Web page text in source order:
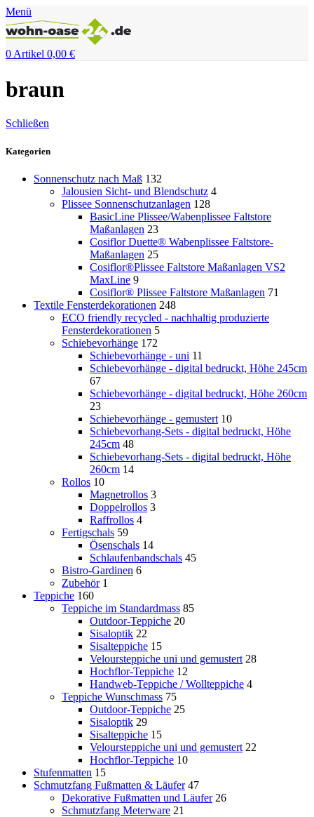
Menü
0Artikel 0,00 €
braun
Schließen
Kategorien
Sonnenschutz nach Maß 132
Jalousien Sicht- und Blendschutz 4
Plissee Sonnenschutzanlagen 128
BasicLine Plissee/Wabenplissee Faltstore
Maßanlagen 23
Cosiflor Duette® Wabenplissee Faltstore-
Maßanlagen 25
Cosiflor®Plissee Faltstore Maßanlagen VS2
MaxLine 9
Cosiflor® Plissee Faltstore Maßanlagen 71
Textile Fensterdekorationen 248
ECO friendly recycled - nachhaltig produzierte
Fensterdekorationen 5
Schiebevorhänge 172
Schiebevorhänge - uni 11
Schiebevorhänge - digital bedruckt, Höhe 245cm
67
Schiebevorhänge - digital bedruckt, Höhe 260cm
23
Schiebevorhänge - gemustert 10
Schiebevorhang-Sets - digital bedruckt, Höhe
245cm 48
Schiebevorhang-Sets - digital bedruckt, Höhe
260cm 14
Rollos 10
Magnetrollos 3
Doppelrollos 3
Raffrollos 4
Fertigschals 59
Ösenschals 14
Schlaufenbandschals 45
Bistro-Gardinen 6
Zubehör 1
Teppiche 160
Teppiche im Standardmass 85
Outdoor-Teppiche 20
Sisaloptik 22
Sisalteppiche 15
Veloursteppiche uni und gemustert 28
Hochflor-Teppiche 12
Handweb-Teppiche / Wollteppiche 4
Teppiche Wunschmass 75
Outdoor-Teppiche 25
Sisaloptik 29
Sisalteppiche 15
Veloursteppiche uni und gemustert 22
Hochflor-Teppiche 10
Stufenmatten 15
Schmutzfang Fußmatten & Läufer 47
Dekorative Fußmatten und Läufer 26
Schmutzfang Meterware 21